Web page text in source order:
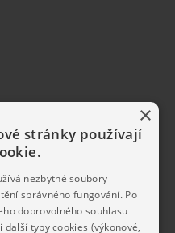
×
stránky používají
nezbytné soubory
správného fungování. Po
dobrovolného souhlasu
další typy cookies (výkonové,